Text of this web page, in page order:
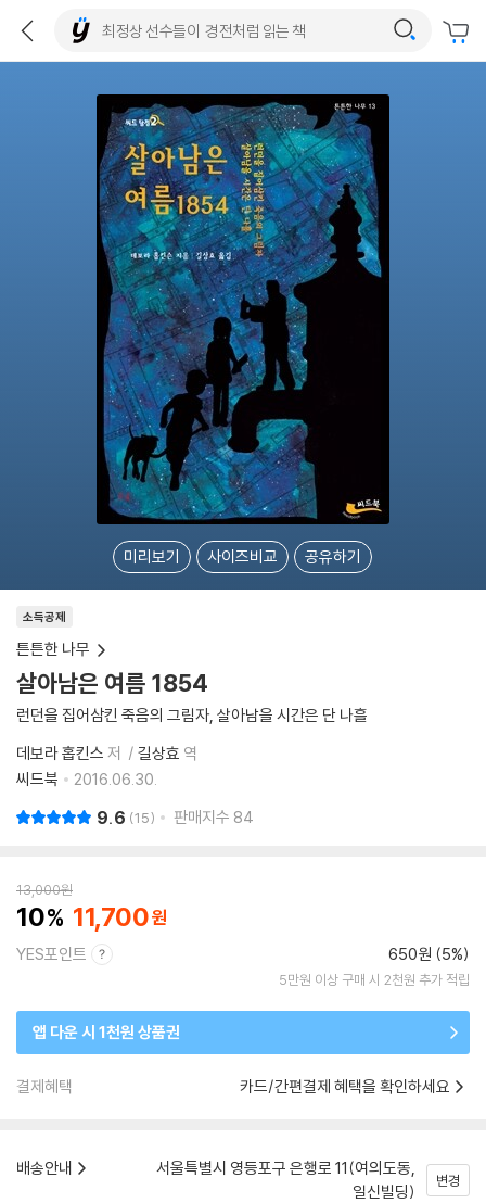
미리보기 사이즈비교 공유하기
소득공제
튼튼한 나무
살아남은 여름 1854
런던을 집어삼킨 죽음의 그림자, 살아남을 시간은 단 나흘
데보라 홉킨스 저 길상효 역
씨드북
2016.06.30.
9.6 15 판매지수 84
13,000원
10 11,700
YES포인트 650원 (5%)
5만원 이상 구매 시 2천원 추가 적립
앱 다운 시 1천원 상품권
결제혜택 카드/간편결제 혜택을 확인하세요
배송안내
서울특별시 영등포구 은행로 11(여의도동,
일신빌딩)
변경